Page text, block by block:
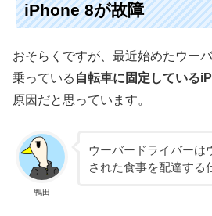
iPhone 8が故障
おそらくですが、最近始めたウー
乗っている 自転車に固定している
原因だと思っています。
鴨田
ウーバードライバーは
された食事を配達する